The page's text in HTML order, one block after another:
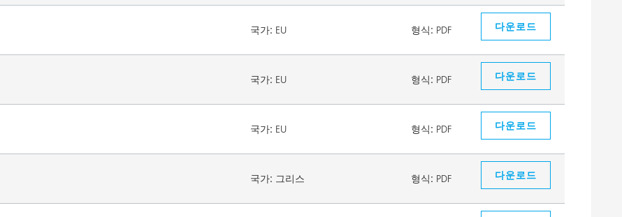
국가: EU 형식: PDF 다운로드
국가: EU 형식: PDF 다운로드
국가: EU 형식: PDF 다운로드
국가: 그리스 형식: PDF 다운로드